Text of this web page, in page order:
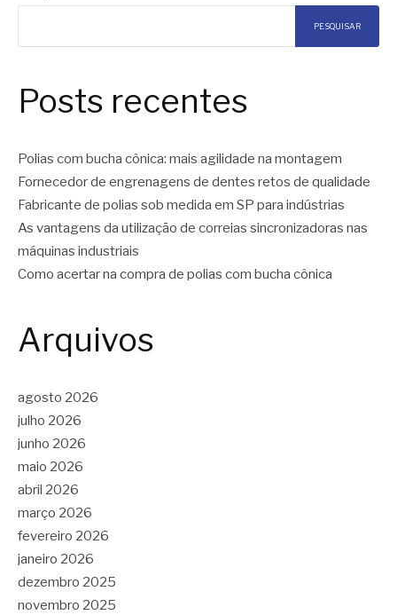
PESQUISAR
Posts recentes
Polias com bucha cônica: mais agilidade na montagem
Fornecedor de engrenagens de dentes retos de qualidade
Fabricante de polias sob medida em SP para indústrias
As vantagens da utilização de correias sincronizadoras nas
máquinas industriais
Como acertar na compra de polias com bucha cônica
Arquivos
agosto 2026
julho 2026
junho 2026
maio 2026
abril 2026
março 2026
fevereiro 2026
janeiro 2026
dezembro 2025
novembro 2025